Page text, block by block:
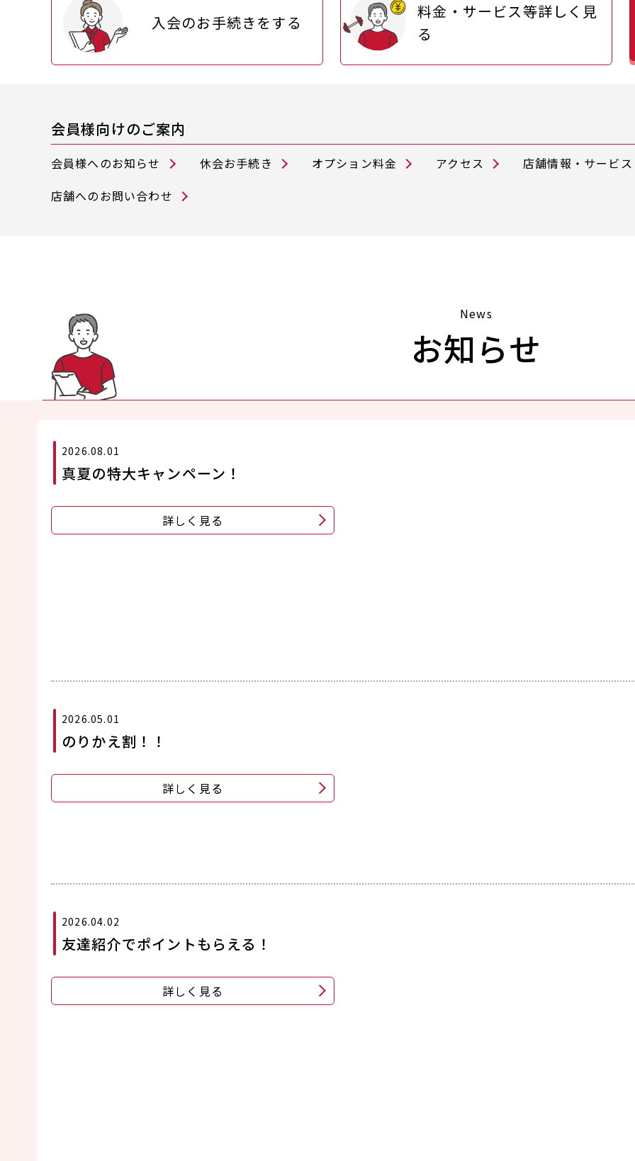
入会のお手続きをする
料金・サービス等詳しく見
る
会員様向けのご案内
会員様へのお知らせ 休会お手続き オプション料金 アクセス
店舗情報・サービス
店舗へのお問い合わせ
News
お知らせ
2026.08.01
真夏の特大キャンペーン！
詳しく見る
2026.05.01
のりかえ割！！
詳しく見る
2026.04.02
友達紹介でポイントもらえる！
詳しく見る